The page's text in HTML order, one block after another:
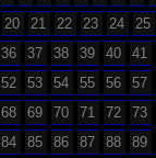
20 21 22 23 24
25
36 37 38 39 40
41
52 53 54 55 56
57
68 69 70 71 72
73
84 85 86 87 88
89